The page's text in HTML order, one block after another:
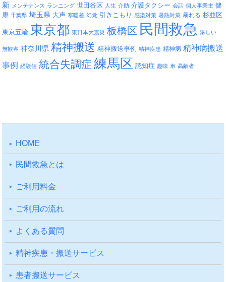
新 メンテナンス ランニング 世田谷区 人生 介助 介護タクシー 会話 個人事業主 健
康 千葉県 埼玉県 大声 寒暖差 幻覚 引きこもり 感染対策 暑熱対策 暴れる 杉並区
東京五輪 東京都 東日本大震災 板橋区 民間救急 淋しい
無観客 神奈川県 精神搬送 精神搬送事例 精神疾患 精神病 精神病搬送
事例
経験値 統合失調症 練馬区 認知症 趣味 車 高齢者
HOME
⺠間救急とは
ご利⽤料⾦
ご利⽤の流れ
よくある質問
精神疾患・搬送サービス
患者搬送サービス